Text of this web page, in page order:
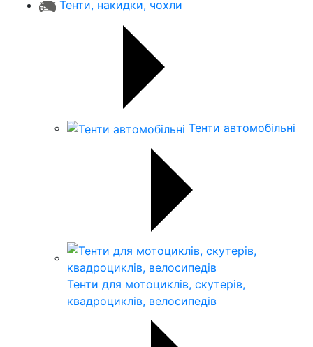
Тенти, накидки, чохли
Тенти автомобільні
Тенти для мотоциклів, скутерів,
квадроциклів, велосипедів